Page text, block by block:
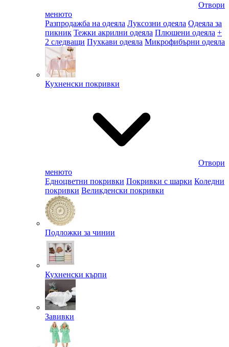
Отвори
менюто
Разпродажба на одеяла Луксозни одеяла Одеяла за
пикник Тежки акрилни одеяла Плюшени одеяла +
2 следващи Пухкави одеяла Микрофибърни одеяла
Кухненски покривки
Отвори
менюто
Едноцветни покривки Покривки с шарки Коледни
покривки Великденски покривки
Подложки за чинии
Кухненски кърпи
Завивки